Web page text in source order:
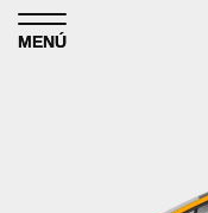
Skip to content
MENÚ